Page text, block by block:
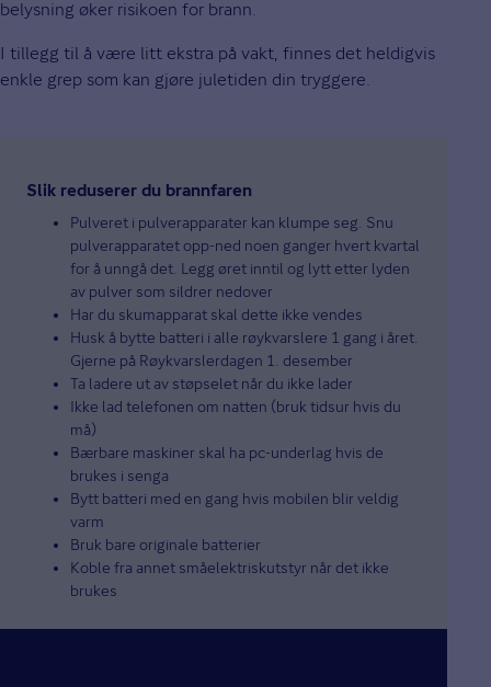
belysning øker risikoen for brann.
I tillegg til å være litt ekstra på vakt, finnes det heldigvis
enkle grep som kan gjøre juletiden din tryggere.
Slik reduserer du brannfaren
Pulveret i pulverapparater kan klumpe seg. Snu
pulverapparatet opp-ned noen ganger hvert kvartal
for å unngå det. Legg øret inntil og lytt etter lyden
av pulver som sildrer nedover
Har du skumapparat skal dette ikke vendes
Husk å bytte batteri i alle røykvarslere 1 gang i året.
Gjerne på Røykvarslerdagen 1. desember
Ta ladere ut av støpselet når du ikke lader
Ikke lad telefonen om natten (bruk tidsur hvis du
må)
Bærbare maskiner skal ha pc-underlag hvis de
brukes i senga
Bytt batteri med en gang hvis mobilen blir veldig
varm
Bruk bare originale batterier
Koble fra annet småelektriskutstyr når det ikke
brukes